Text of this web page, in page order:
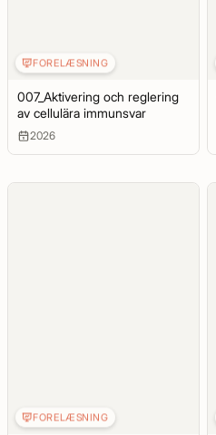
FORELÆSNING
007_Aktivering och reglering
av cellulära immunsvar
2026
FORELÆSNING